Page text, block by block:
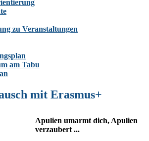
zu Veranstaltungen
am Tabu
mit Erasmus+
Apulien umarmt dich, Apulien
verzaubert ...